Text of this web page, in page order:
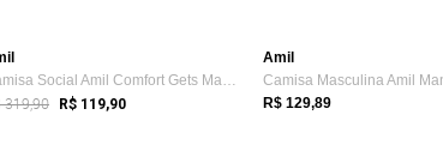
Camisa Social Amil Comfort Gets Macia Po...
319,90 R$ 119,90
Amil
R$ 129,89